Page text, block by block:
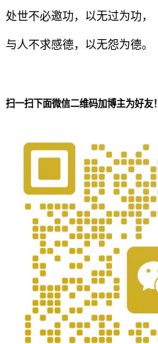
处世不必邀功，以无过为功，
与人不求感德，以无怨为德。
扫一扫下面微信二维码加博主为好友！